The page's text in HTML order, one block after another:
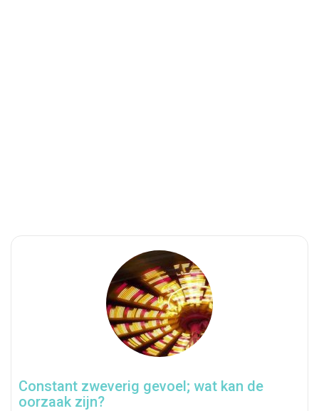
Constant zweverig gevoel; wat kan de
oorzaak zijn?